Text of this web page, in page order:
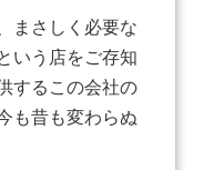
まさしく必要な
いう店をご存知
するこの会社の
も昔も変わらぬ